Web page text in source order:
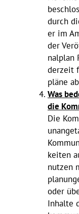
durch
er im
der
nal­plan
derzeit
pläne
Was
die
Die
keiten
nutzen
oder
Inhalte